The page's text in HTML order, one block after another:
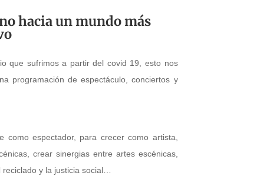
hacia un mundo más
que sufrimos a partir del covid 19, esto nos
programación de espectáculo, conciertos y
como espectador, para crecer como artista,
crear sinergias entre artes escénicas,
y la justicia social…